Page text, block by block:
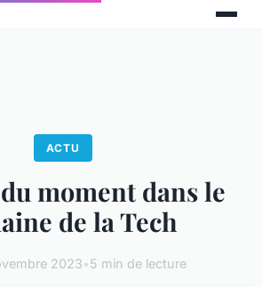
ACTU
moment dans le
de la Tech
2023•5 min de lecture